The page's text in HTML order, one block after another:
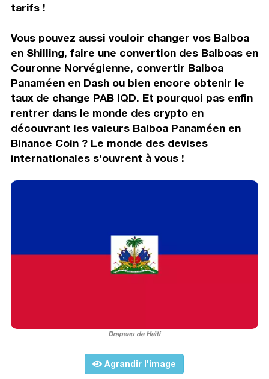
tarifs !
Vous pouvez aussi vouloir changer vos Balboa
en Shilling, faire une convertion des Balboas en
Couronne Norvégienne, convertir Balboa
Panaméen en Dash ou bien encore obtenir le
taux de change PAB IQD. Et pourquoi pas enfin
rentrer dans le monde des crypto en
découvrant les valeurs Balboa Panaméen en
Binance Coin ? Le monde des devises
internationales s'ouvrent à vous !
Drapeau de Haïti
Agrandir l'image